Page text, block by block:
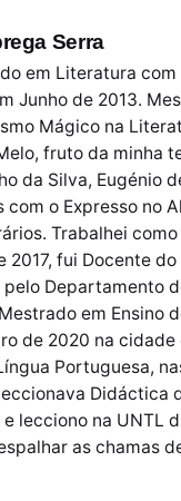
Serra
em Literatura
Junho de 2013.
Mágico na
fruto da minha
da Silva, Eugénio
com o Expresso no
Trabalhei
2017, fui Docente
pelo Departamento
em Ensino
de 2020 na
Portuguesa,
Didáctica
e lecciono na UNTL
as chamas